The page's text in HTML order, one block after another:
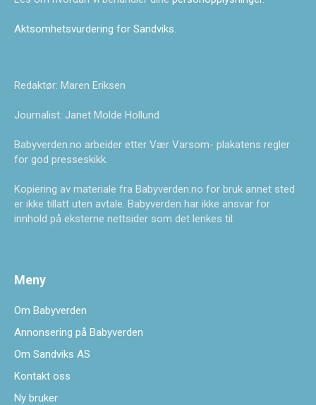
Aktsomhetsvurdering for Sandviks.
Redaktør: Maren Eriksen
Journalist: Janet Molde Hollund
Babyverden.no arbeider etter Vær Varsom- plakatens regler
for god presseskikk.
Kopiering av materiale fra Babyverden.no for bruk annet sted
er ikke tillatt uten avtale. Babyverden har ikke ansvar for
innhold på eksterne nettsider som det lenkes til.
Meny
Om Babyverden
Annonsering på Babyverden
Om Sandviks AS
Kontakt oss
Ny bruker